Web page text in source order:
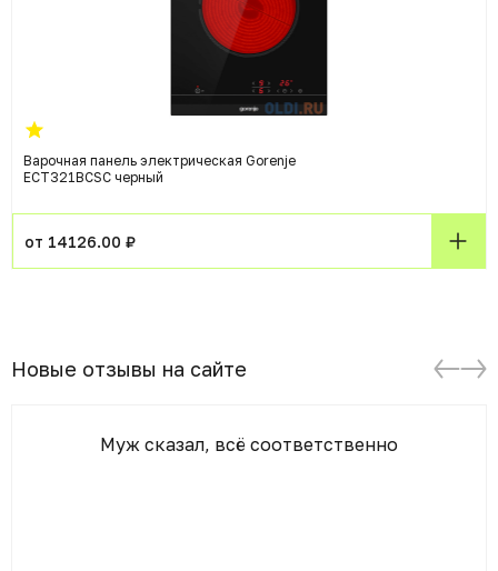
Варочная панель электрическая Gorenje
ECT321BCSC черный
от 14126.00 ₽
Новые отзывы на сайте
Муж сказал, всё соответственно